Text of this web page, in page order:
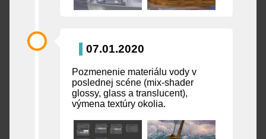
07.01.2020
Pozmenenie materiálu vody v
poslednej scéne (mix-shader
glossy, glass a translucent),
výmena textúry okolia.